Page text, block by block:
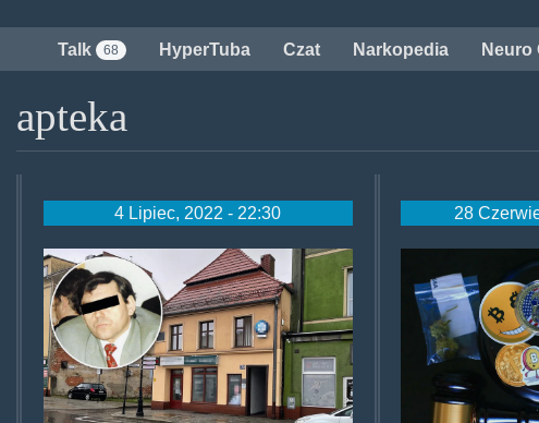
treści
Talk 68 HyperTuba Czat Narkopedia Neuro
apteka
4 Lipiec, 2022 - 22:30
ferdynand_g.jpg
28